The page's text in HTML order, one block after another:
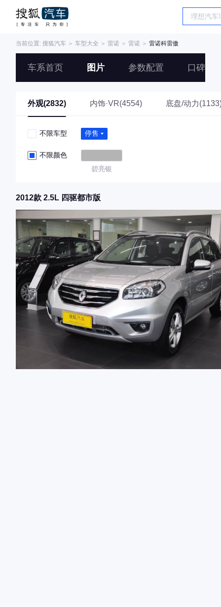
当前位置: 搜狐汽车 ＞ 车型大全 ＞ 雷诺 ＞ 雷诺 ＞ 雷诺科雷傲
车系首页 图片 参数配置 口碑
外观(2832) 内饰·VR(4554) 底盘/动力
不限车型 停售
不限颜色
碧亮银
2012款 2.5L 四驱都市版